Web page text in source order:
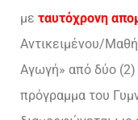
με ταυτόχρονη
Αντικειμένου/
Αγωγή» από δύο (2)
πρόγραμμα του